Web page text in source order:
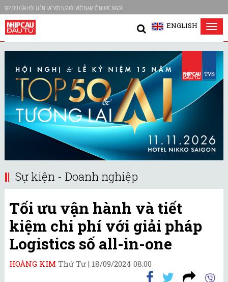
TẠP CHÍ CỦA HỘI LIÊN LẠC VỚI NGƯỜI VIỆT NAM Ở NƯỚC NGOÀI
ENGLISH
Sự kiện - Doanh nghiệp
Tối ưu vận hành và tiết
kiệm chi phí với giải pháp
Logistics số all-in-one
HOÀNG KIM Thứ Tư | 18/09/2024 08:00